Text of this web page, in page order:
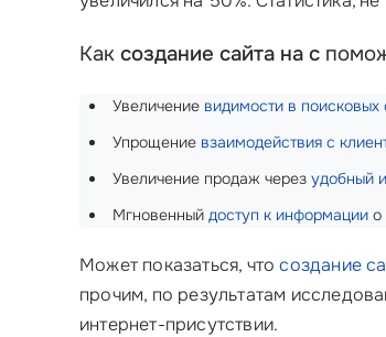
Как создание сайта на с
Увеличение видимости в поисковых
Упрощение взаимодействия с
Увеличение продаж через удобный
Мгновенный доступ к информации о
Может показаться, чтосоздание
прочим, по результатам
интернет-присутствии.